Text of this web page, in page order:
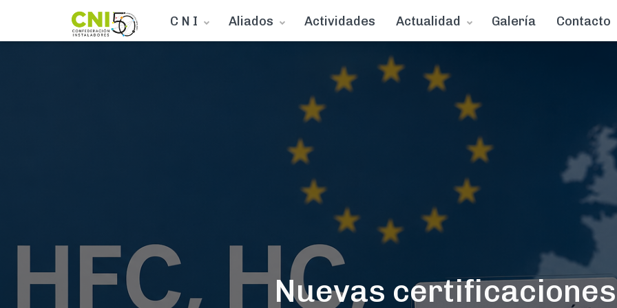
C N I Aliados Actividades Actualidad Galería Contacto
Nuevas